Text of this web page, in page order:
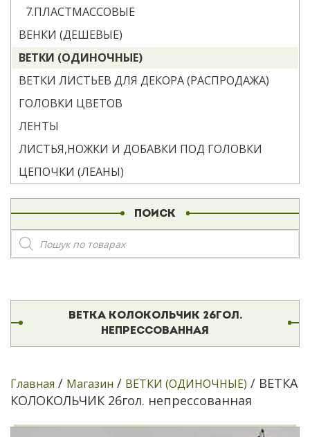
7.ПЛАСТМАССОВЫЕ
ВЕНКИ (ДЕШЕВЫЕ)
ВЕТКИ (ОДИНОЧНЫЕ)
ВЕТКИ ЛИСТЬЕВ ДЛЯ ДЕКОРА (РАСПРОДАЖА)
ГОЛОВКИ ЦВЕТОВ
ЛЕНТЫ
ЛИСТЬЯ,НОЖКИ И ДОБАВКИ ПОД ГОЛОВКИ
ЦЕПОЧКИ (ЛЕАНЫ)
ПОИСК
Поиск
товаров
ВЕТКА КОЛОКОЛЬЧИК 26ГОЛ.
НЕПРЕССОВАННАЯ
Главная / Магазин / ВЕТКИ (ОДИНОЧНЫЕ) / ВЕТКА
КОЛОКОЛЬЧИК 26гол. непрессованная